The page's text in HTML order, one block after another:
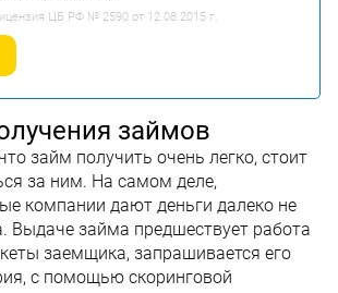
ЦБ РФ № 2590 от 12.08.2015 г.
займов
займ получить очень легко, стоит
за ним. На самом деле,
компании дают деньги далеко не
Выдаче займа предшествует работа
заемщика, запрашивается его
с помощью скоринговой